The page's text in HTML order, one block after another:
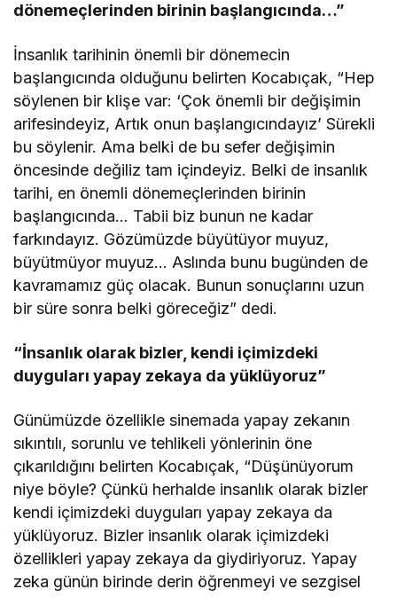
dönemeçlerinden birinin başlangıcında…”
İnsanlık tarihinin önemli bir dönemecin
başlangıcında olduğunu belirten Kocabıçak, “Hep
söylenen bir klişe var: ‘Çok önemli bir değişimin
arifesindeyiz, Artık onun başlangıcındayız’ Sürekli
bu söylenir. Ama belki de bu sefer değişimin
öncesinde değiliz tam içindeyiz. Belki de insanlık
tarihi, en önemli dönemeçlerinden birinin
başlangıcında… Tabii biz bunun ne kadar
farkındayız. Gözümüzde büyütüyor muyuz,
büyütmüyor muyuz… Aslında bunu bugünden de
kavramamız güç olacak. Bunun sonuçlarını uzun
bir süre sonra belki göreceğiz” dedi.
“İnsanlık olarak bizler, kendi içimizdeki
duyguları yapay zekaya da yüklüyoruz”
Günümüzde özellikle sinemada yapay zekanın
sıkıntılı, sorunlu ve tehlikeli yönlerinin öne
çıkarıldığını belirten Kocabıçak, “Düşünüyorum
niye böyle? Çünkü herhalde insanlık olarak bizler
kendi içimizdeki duyguları yapay zekaya da
yüklüyoruz. Bizler insanlık olarak içimizdeki
özellikleri yapay zekaya da giydiriyoruz. Yapay
zeka günün birinde derin öğrenmeyi ve sezgisel